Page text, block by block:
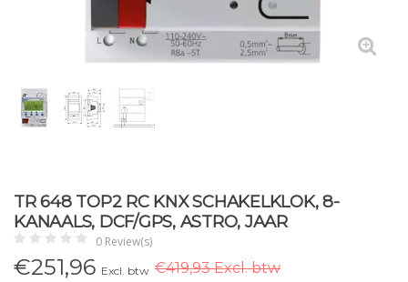
TR 648 TOP2 RC KNX SCHAKELKLOK, 8-
KANAALS, DCF/GPS, ASTRO, JAAR
0 Review(s)
€251,96 Excl. btw €419,93 Excl. btw